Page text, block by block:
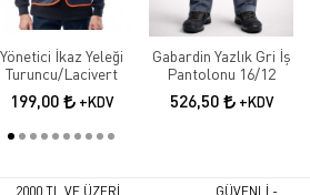
Yönetici İkaz Yeleği
Turuncu/Lacivert
199,00 +KDV
Gabardin Yazlık Gri İş
Pantolonu 16/12
526,50 +KDV
2000 TL VE ÜZERİ
GÜVENLİ -